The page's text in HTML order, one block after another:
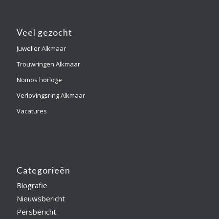
Veel gezocht
Juwelier Alkmaar
Trouwringen Alkmaar
Nomos horloge
Verlovingsring Alkmaar
Vacatures
Categorieën
Biografie
Nieuwsbericht
Persbericht